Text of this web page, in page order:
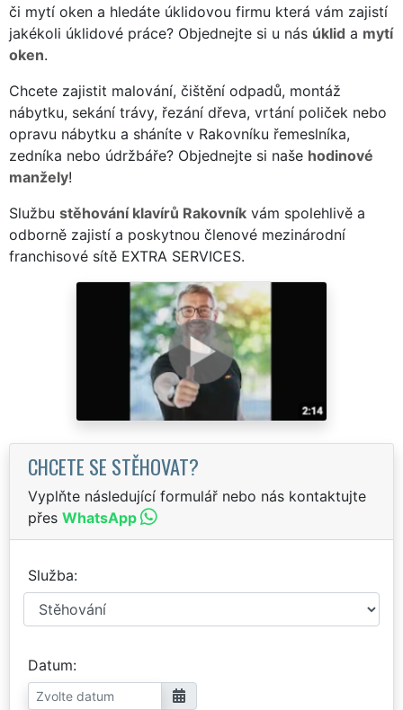
či mytí oken a hledáte úklidovou firmu která vám zajistí
jakékoli úklidové práce? Objednejte si u nás úklid a mytí
oken.
Chcete zajistit malování, čištění odpadů, montáž
nábytku, sekání trávy, řezání dřeva, vrtání poliček nebo
opravu nábytku a sháníte v Rakovníku řemeslníka,
zedníka nebo údržbáře? Objednejte si naše hodinové
manžely!
Službu stěhování klavírů Rakovník vám spolehlivě a
odborně zajistí a poskytnou členové mezinárodní
franchisové sítě EXTRA SERVICES.
CHCETE SE STĚHOVAT?
Vyplňte následující formulář nebo nás kontaktujte
přes WhatsApp
Služba
Datum